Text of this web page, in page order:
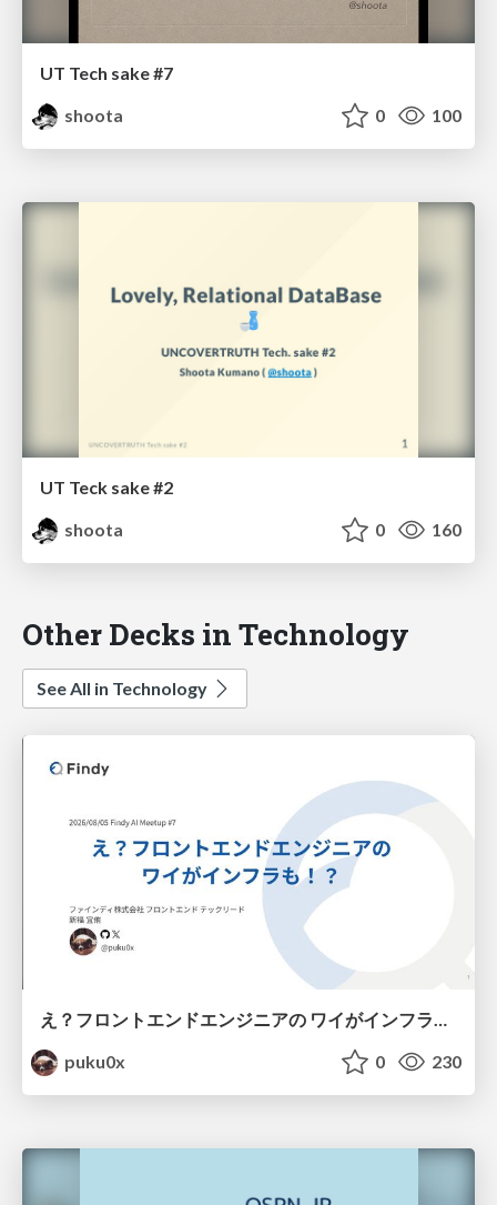
UT Tech sake #7
shoota
0 100
UT Teck sake #2
shoota
0 160
Other Decks in Technology
See All in Technology
え？フロントエンドエンジニアの ワイがインフラも！？
puku0x
0 230